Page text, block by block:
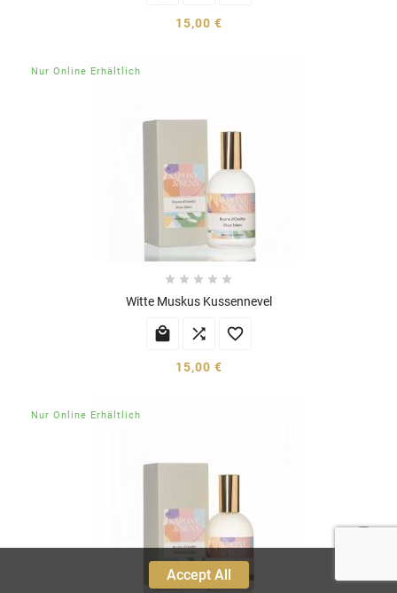
Accept All
15,00 €
Nur Online Erhältlich
    
Witte Muskus Kussennevel
  
15,00 €
Nur Online Erhältlich